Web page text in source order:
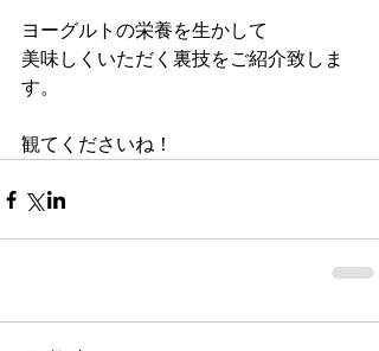
ヨーグルトの栄養を生かして
美味しくいただく裏技をご紹介致しま
す。
観てくださいね！